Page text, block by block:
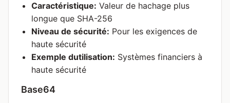
Caractéristique: Valeur de hachage plus
longue que SHA-256
Niveau de sécurité: Pour les exigences de
haute sécurité
Exemple dutilisation: Systèmes financiers à
haute sécurité
Base64